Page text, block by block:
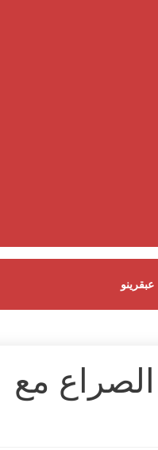
عبقرينو
عاماً من الصراع مع